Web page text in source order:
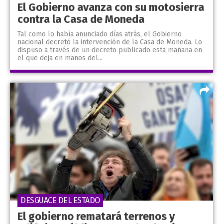
El Gobierno avanza con su motosierra
contra la Casa de Moneda
Tal como lo había anunciado días atrás, el Gobierno
nacional decretó la intervención de la Casa de Moneda. Lo
dispuso a través de un decreto publicado esta mañana en
el que deja en manos del...
El gobierno rematará terrenos y
DESGUACE DEL ESTADO